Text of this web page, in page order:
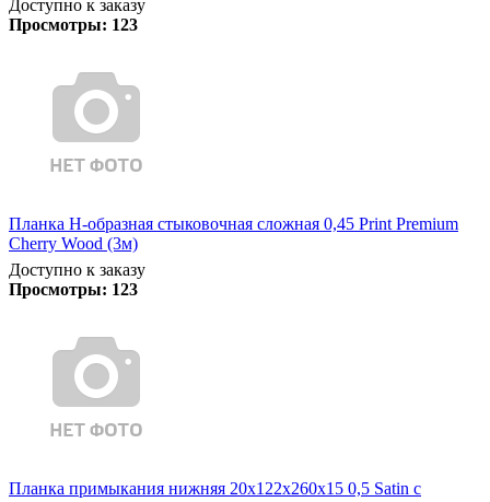
Доступно к заказу
Просмотры: 123
Планка Н-образная стыковочная сложная 0,45 Print Premium
Cherry Wood (3м)
Доступно к заказу
Просмотры: 123
Планка примыкания нижняя 20х122х260х15 0,5 Satin с